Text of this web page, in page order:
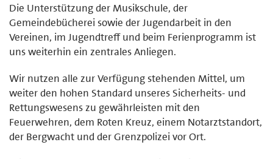
Die Unterstützung der Musikschule, der
Gemeindebücherei sowie der Jugendarbeit in den
Vereinen, im Jugendtreff und beim Ferienprogramm ist
uns weiterhin ein zentrales Anliegen.
Wir nutzen alle zur Verfügung stehenden Mittel, um
weiter den hohen Standard unseres Sicherheits- und
Rettungswesens zu gewährleisten mit den
Feuerwehren, dem Roten Kreuz, einem Notarztstandort,
der Bergwacht und der Grenzpolizei vor Ort.